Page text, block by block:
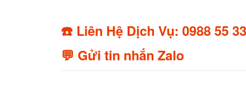
☎️ Liên Hệ Dịch Vụ: 0988 55
💬 Gửi tin nhắn Zalo